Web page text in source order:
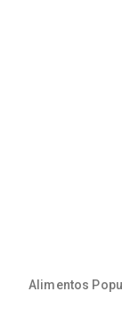
Alimentos